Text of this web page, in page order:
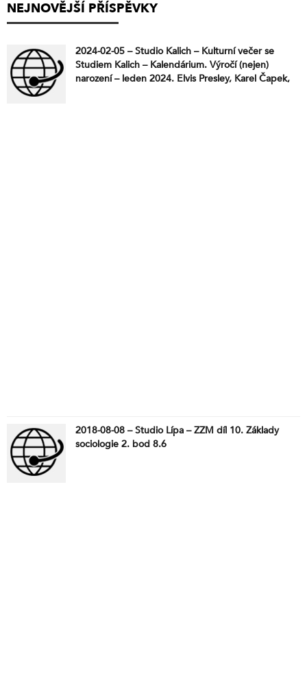
NEJNOVĚJŠÍ PŘÍSPĚVKY
2024-02-05 – Studio Kalich – Kulturní večer se
Studiem Kalich – Kalendárium. Výročí (nejen)
narození – leden 2024. Elvis Presley, Karel Čapek,
2018-08-08 – Studio Lípa – ZZM díl 10. Základy
sociologie 2. bod 8.6